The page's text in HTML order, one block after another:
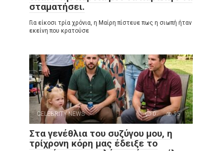
σταματήσει.
Για είκοσι τρία χρόνια, η Μαίρη πίστευε πως η σιωπή ήταν
εκείνη που κρατούσε
CELEBRITY NEWS 0 95
Στα γενέθλια του συζύγου μου, η
τρίχρονη κόρη μας έδειξε το